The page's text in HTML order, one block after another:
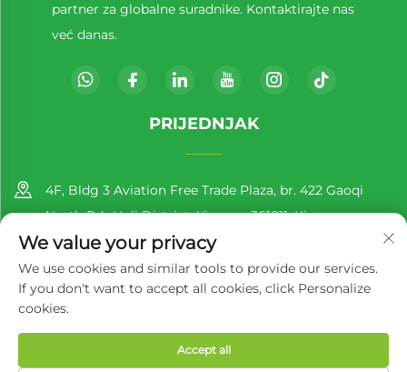
partner za globalne suradnike. Kontaktirajte nas
već danas.
PRIJEDNJAK
4F, Bldg 3 Aviation Free Trade Plaza, br. 422 Gaoqi
North Rd., Huli District, Xiamen, 361011, Kina
+86-13860188777
[email protected]
Autorska prava © 2025. Richer EcoPack (Xiamen) Co., Ltd.
We value your privacy
We use cookies and similar tools to provide our services.
If you don't want to accept all cookies, click Personalize
cookies.
Accept all